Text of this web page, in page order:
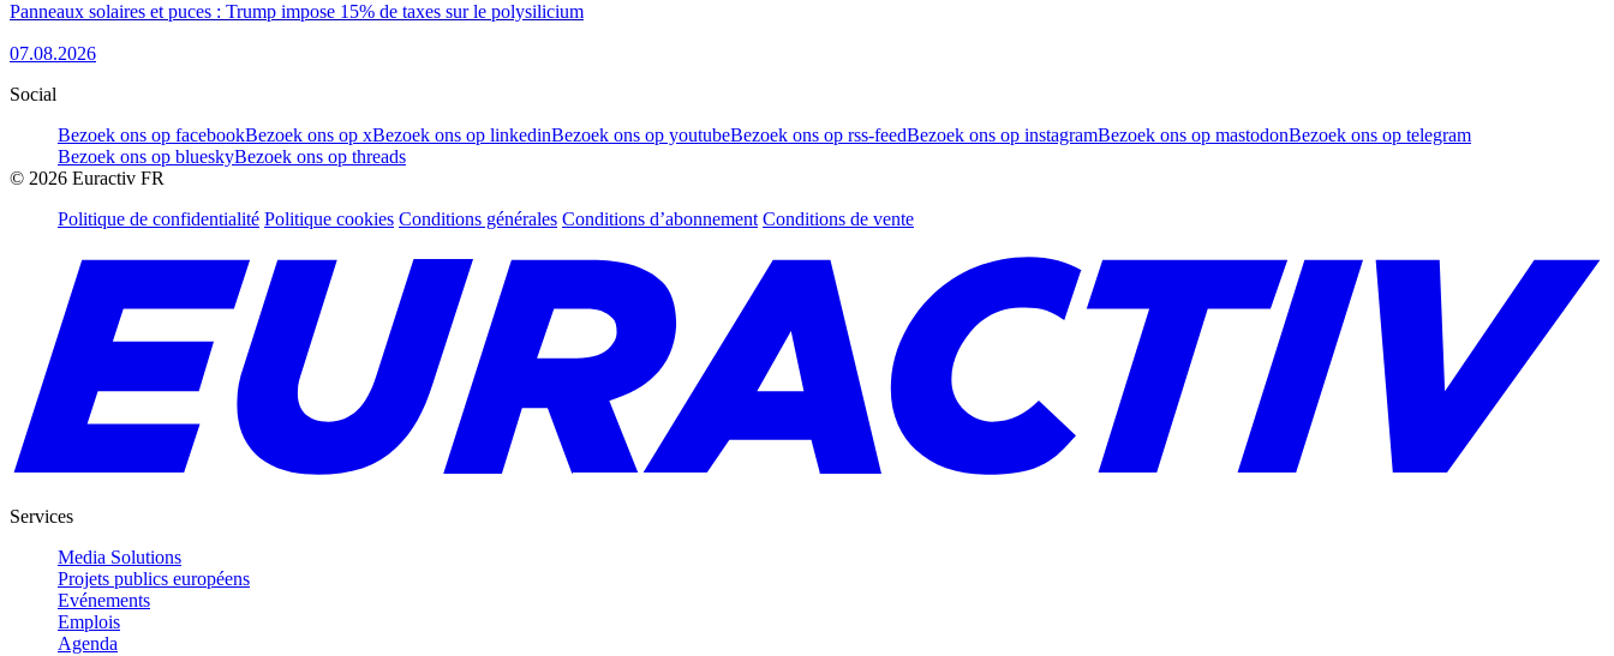
Panneaux solaires et puces : Trump impose 15% de taxes sur le polysilicium
07.08.2026
Social
Bezoek ons op facebookBezoek ons op xBezoek ons op linkedinBezoek ons op youtubeBezoek ons op rss-feedBezoek ons op instagramBezoek ons op mastodonBezoek ons op telegram
Bezoek ons op blueskyBezoek ons op threads
© 2026 Euractiv FR
Politique de confidentialité Politique cookies Conditions générales Conditions d’abonnement Conditions de vente
Services
Media Solutions
Projets publics européens
Evénements
Emplois
Agenda